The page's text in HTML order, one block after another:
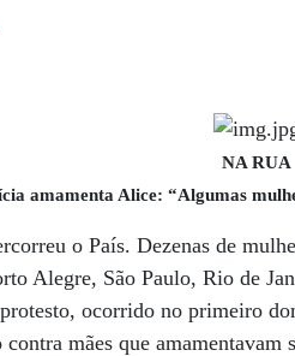
NA RUA
amamenta Alice: “Algumas
o País. Dezenas de
Alegre, São Paulo, Rio de
ocorrido no primeiro
mães que